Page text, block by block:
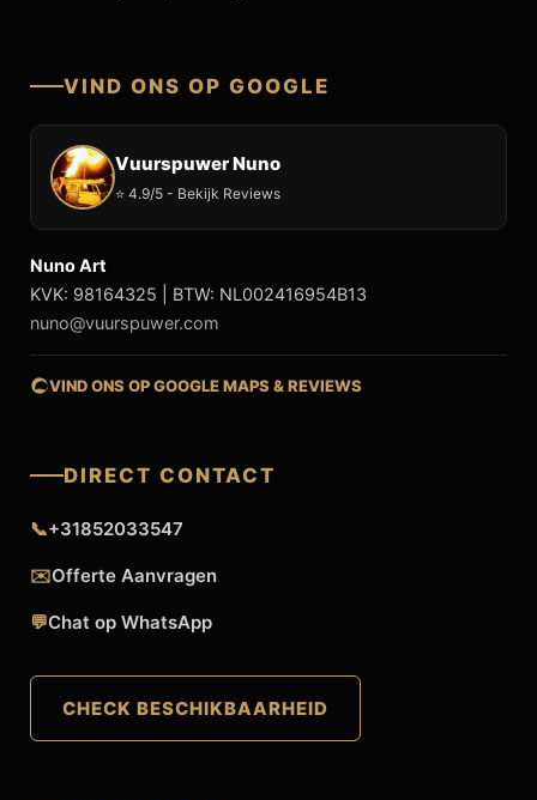
VIND ONS OP GOOGLE
Vuurspuwer Nuno
⭐ 4.9/5 - Bekijk Reviews
Nuno Art
KVK: 98164325 | BTW: NL002416954B13
nuno@vuurspuwer.com
VIND ONS OP GOOGLE MAPS & REVIEWS
DIRECT CONTACT
📞+31852033547
✉️Offerte Aanvragen
💬Chat op WhatsApp
CHECK BESCHIKBAARHEID